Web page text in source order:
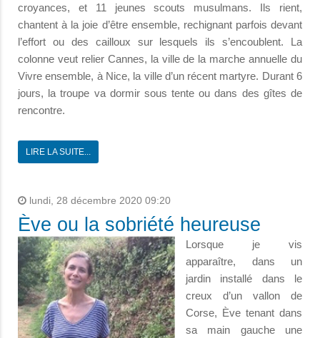
croyances, et 11 jeunes scouts musulmans. Ils rient,
chantent à la joie d’être ensemble, rechignant parfois devant
l’effort ou des cailloux sur lesquels ils s’encoublent. La
colonne veut relier Cannes, la ville de la marche annuelle du
Vivre ensemble, à Nice, la ville d’un récent martyre. Durant 6
jours, la troupe va dormir sous tente ou dans des gîtes de
rencontre.
LIRE LA SUITE...
lundi, 28 décembre 2020 09:20
Ève ou la sobriété heureuse
Lorsque je vis
apparaître, dans un
jardin installé dans le
creux d’un vallon de
Corse, Ève tenant dans
sa main gauche une